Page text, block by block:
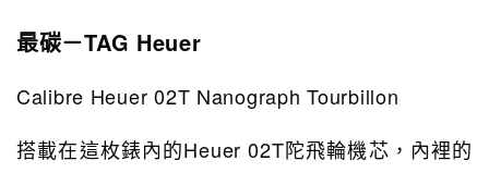
最碳－TAG Heuer
Calibre Heuer 02T Nanograph Tourbillon
搭載在這枚錶內的Heuer 02T陀飛輪機芯，內裡的